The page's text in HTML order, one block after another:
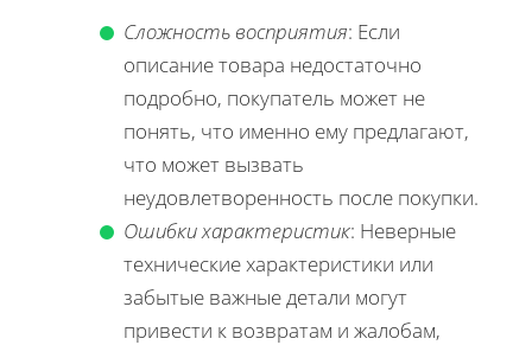
Сложность восприятия: Если
описание товара недостаточно
подробно, покупатель может не
понять, что именно ему предлагают,
что может вызвать
неудовлетворенность после покупки.
Ошибки характеристик: Неверные
технические характеристики или
забытые важные детали могут
привести к возвратам и жалобам,